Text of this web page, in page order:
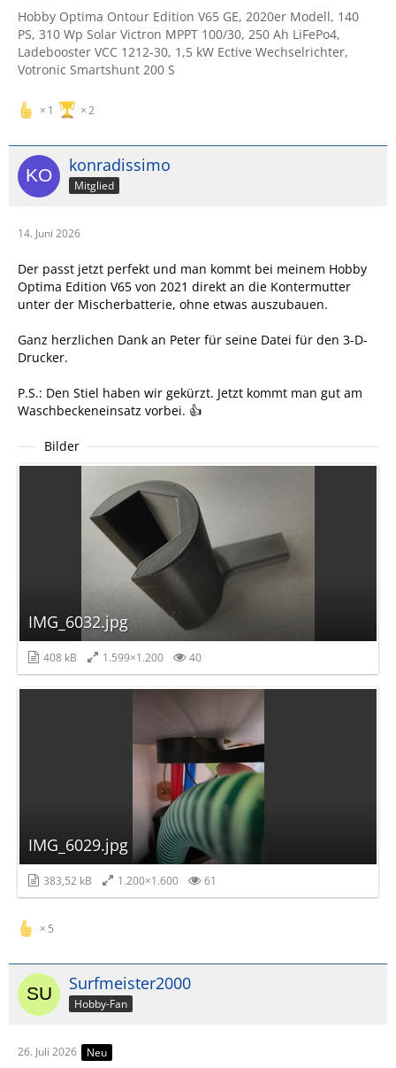
Hobby Optima Ontour Edition V65 GE, 2020er Modell, 140
PS, 310 Wp Solar Victron MPPT 100/30, 250 Ah LiFePo4,
Ladebooster VCC 1212-30, 1,5 kW Ective Wechselrichter,
Votronic Smartshunt 200 S
1 2
konradissimo
Mitglied
14. Juni 2026
Der passt jetzt perfekt und man kommt bei meinem Hobby
Optima Edition V65 von 2021 direkt an die Kontermutter
unter der Mischerbatterie, ohne etwas auszubauen.
Ganz herzlichen Dank an Peter für seine Datei für den 3-D-
Drucker.
P.S.: Den Stiel haben wir gekürzt. Jetzt kommt man gut am
Waschbeckeneinsatz vorbei. 👍
Bilder
IMG_6032.jpg
408 kB 1.599×1.200 40
IMG_6029.jpg
383,52 kB 1.200×1.600 61
5
Surfmeister2000
Hobby-Fan
26. Juli 2026 Neu